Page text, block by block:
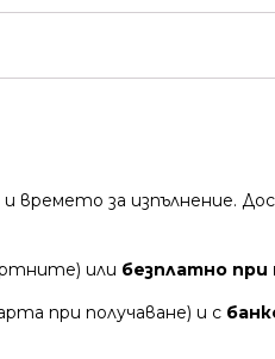
и времето за изпълнение.
или безплатно при
при получаване) и с